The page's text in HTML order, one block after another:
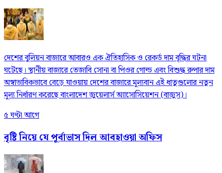
দেশের বুলিয়ন বাজারে আবারও এক ঐতিহাসিক ও রেকর্ড দাম বৃদ্ধির ঘটনা
ঘটেছে। স্থানীয় বাজারে তেজাবি সোনা বা পিওর গোল্ড এবং বিশুদ্ধ রুপার দাম
অস্বাভাবিকভাবে বেড়ে যাওয়ায় দেশের বাজারে মূল্যবান এই ধাতুগুলোর নতুন
মূল্য নির্ধারণ করেছে বাংলাদেশ জুয়েলার্স অ্যাসোসিয়েশন (বাজুস)।
৫ ঘণ্টা আগে
বৃষ্টি নিয়ে যে পূর্বাভাস দিল আবহাওয়া অফিস